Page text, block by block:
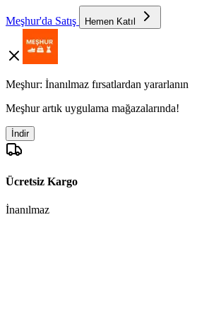
Meşhur'da Satış Hemen Katıl
Meşhur: İnanılmaz fırsatlardan yararlanın
Meşhur artık uygulama mağazalarında!
İndir
Ücretsiz Kargo
İnanılmaz